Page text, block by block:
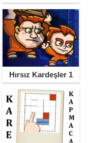
Hırsız Kardeşler 1